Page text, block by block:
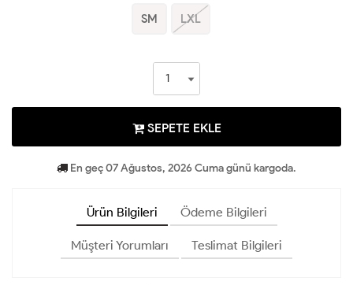
SM LXL
SEPETE EKLE
En geç 07 Ağustos, 2026 Cuma günü kargoda.
Ürün Bilgileri Ödeme Bilgileri
Müşteri Yorumları Teslimat Bilgileri